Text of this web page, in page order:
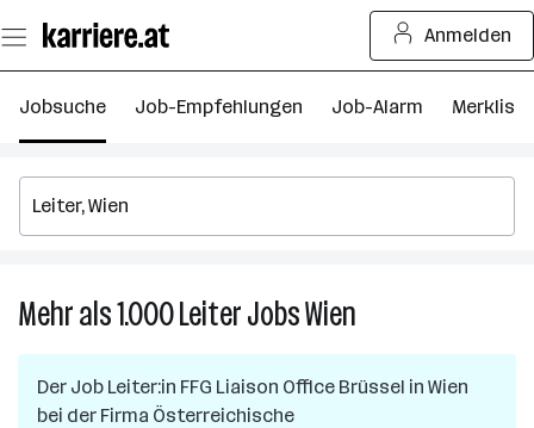
Seiteninhalt
springen
Anmelden
Jobsuche Job-Empfehlungen Job-Alarm Merkliste
Mehr als 1.000LeiterJobsWien
Leiter
Der Job Leiter:in FFG Liaison Office Brüssel in Wien
bei der Firma Österreichische